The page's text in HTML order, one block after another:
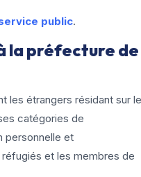
public.
la préfecture de
les étrangers résidant sur le
catégories de
personnelle et
et les membres de